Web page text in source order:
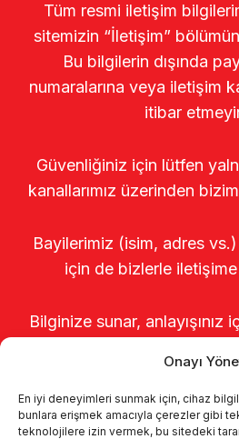
Onayı
En iyi deneyimleri sunmak için, cihaz
bunlara erişmek amacıyla çerezler gibi
teknolojilere izin vermek, bu sitedeki
Tüm resmi iletişim
sitemizin “İletişim”
Bu bilgilerin dışında
numaralarına veya iletişim
itibar
Güvenliğiniz için lütfen
kanallarımız üzerinden
Bayilerimiz (isim, adres
için de bizlerle
Bilginize sunar, anlayışınız